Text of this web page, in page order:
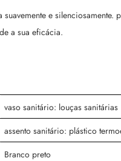
suavemente e
a sua eficácia.
vaso sanitário: louças sanitárias
assento sanitário: plástico
Branco preto